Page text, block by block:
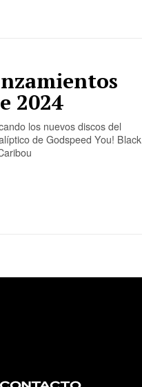
2024
los nuevos discos del
de Godspeed You! Black